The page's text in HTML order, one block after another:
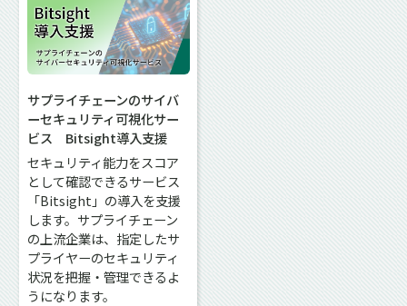
サプライチェーンのサイバ
ーセキュリティ可視化サー
ビス Bitsight導入支援
セキュリティ能力をスコア
として確認できるサービス
「Bitsight」の導入を支援
します。サプライチェーン
の上流企業は、指定したサ
プライヤーのセキュリティ
状況を把握・管理できるよ
うになります。